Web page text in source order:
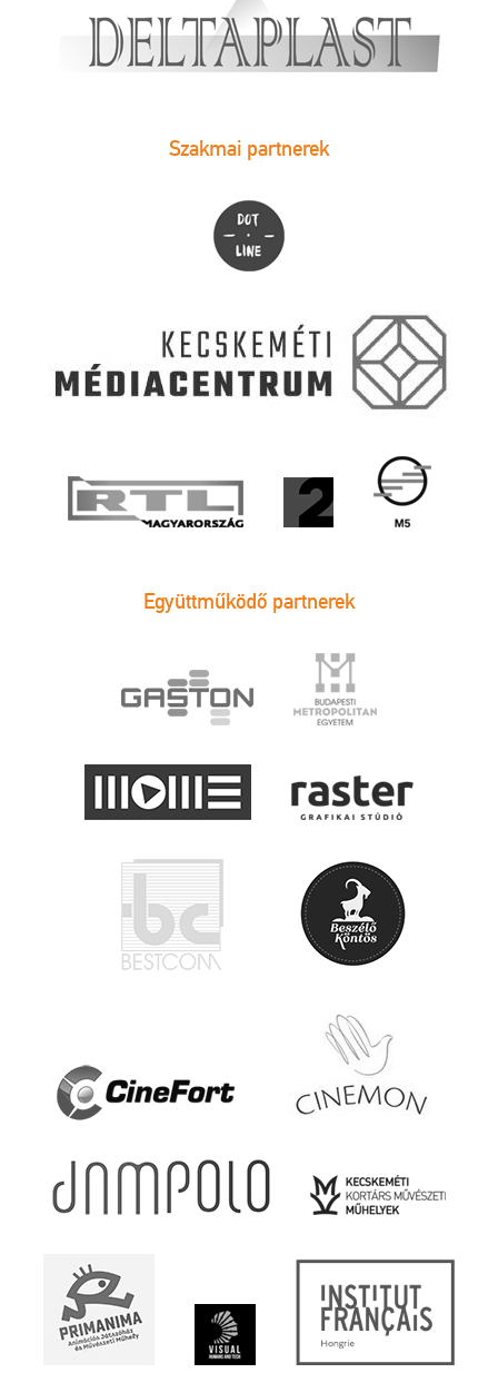
Szakmai partnerek
Együttműködő partnerek